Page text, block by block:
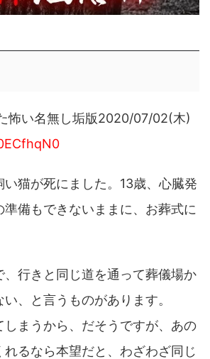
怖い名無し垢版2020/07/02(木)
い猫が死にました。13歳、心臓発
備もできないままに、お葬式に
、行きと同じ道を通って葬儀場か
、と言うものがあります。
しまうから、だそうですが、あの
るなら本望だと、わざわざ同じ